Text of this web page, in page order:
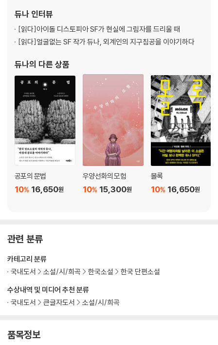
도는 듀나의 탐사기》, 《가
듀나 인터뷰
[읽다]아이돌 디스토피아 SF가 현실에 그림자를 드리울 때
[읽다]얼굴없는 SF 작가 듀나, 외계인의 지구침공을 이야기하다
듀나의 다른 상품
공포의 문법
16,650원
10%
우양선화의 모험
15,300원
10%
몰록
16,650원
10%
관련 분류
수상내역 및 미디어 추천 분류
국내도서
큰글자도서 소설/시/희곡
카테고리 분류
국내도서
소설/시/희곡 한국소설 한국 단편소설
품목정보